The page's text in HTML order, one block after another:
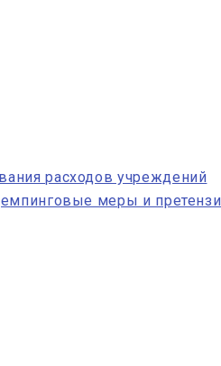
расходов учреждений
меры и